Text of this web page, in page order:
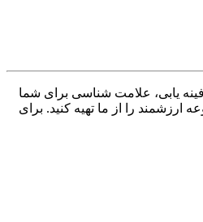
یابی، علامت شناسی برای شما
را از ما تهیه کنید. برای